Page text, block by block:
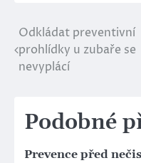
Navigace
pro
Odkládat preventivní
prohlídky u zubaře se
nevyplácí
Podobné
Prevence před